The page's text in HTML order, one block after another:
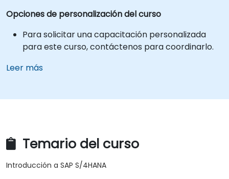
Opciones de personalización del curso
Para solicitar una capacitación personalizada
para este curso, contáctenos para coordinarlo.
Leer más
Temario del curso
Introducción a SAP S/4HANA